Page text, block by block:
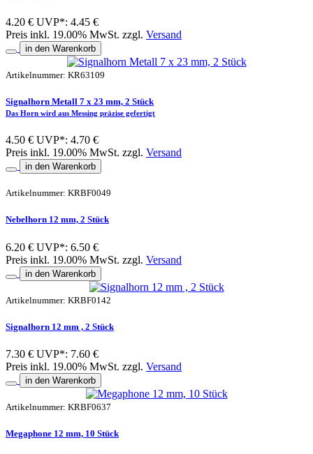
4.20 € UVP*: 4.45 €
Preis inkl. 19.00% MwSt. zzgl. Versand
in den Warenkorb
Artikelnummer: KR63109
Signalhorn Metall 7 x 23 mm, 2 Stück
Das Horn wird aus Messing präzise gefertigt
4.50 € UVP*: 4.70 €
Preis inkl. 19.00% MwSt. zzgl. Versand
in den Warenkorb
Artikelnummer: KRBF0049
Nebelhorn 12 mm, 2 Stück
6.20 € UVP*: 6.50 €
Preis inkl. 19.00% MwSt. zzgl. Versand
in den Warenkorb
Artikelnummer: KRBF0142
Signalhorn 12 mm , 2 Stück
7.30 € UVP*: 7.60 €
Preis inkl. 19.00% MwSt. zzgl. Versand
in den Warenkorb
Artikelnummer: KRBF0637
Megaphone 12 mm, 10 Stück